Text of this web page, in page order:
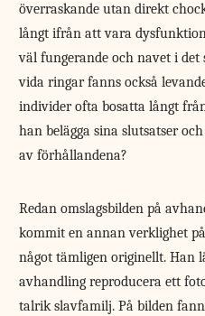
överraskande utan direkt
långt ifrån att vara
väl fungerande och navet i
vida ringar fanns också
individer ofta bosatta långt
han belägga sina slutsatser
av förhållandena?
Redan omslagsbilden på
kommit en annan verklighet
något tämligen originellt. Han
avhandling reproducera ett
talrik slavfamilj. På bilden